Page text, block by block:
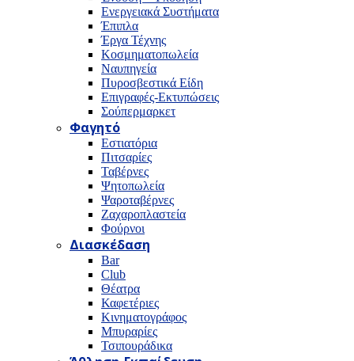
Ενεργειακά Συστήματα
Έπιπλα
Έργα Τέχνης
Κοσμηματοπωλεία
Ναυπηγεία
Πυροσβεστικά Είδη
Επιγραφές-Εκτυπώσεις
Σούπερμαρκετ
Φαγητό
Εστιατόρια
Πιτσαρίες
Ταβέρνες
Ψητοπωλεία
Ψαροταβέρνες
Ζαχαροπλαστεία
Φούρνοι
Διασκέδαση
Bar
Club
Θέατρα
Καφετέριες
Κινηματογράφος
Μπυραρίες
Τσιπουράδικα